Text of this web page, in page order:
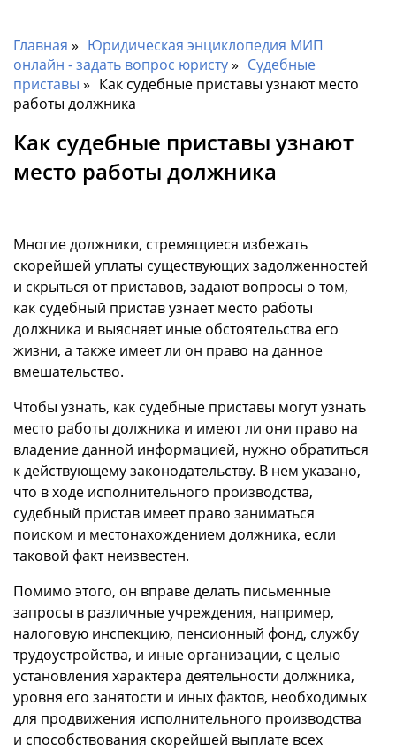
Главная
Юридическая энциклопедия МИП
онлайн - задать вопрос юристу
Судебные
приставы
Как судебные приставы узнают место
работы должника
Как судебные приставы узнают
место работы должника
Многие должники, стремящиеся избежать
скорейшей уплаты существующих задолженностей
и скрыться от приставов, задают вопросы о том,
как судебный пристав узнает место работы
должника и выясняет иные обстоятельства его
жизни, а также имеет ли он право на данное
вмешательство.
Чтобы узнать, как судебные приставы могут узнать
место работы должника и имеют ли они право на
владение данной информацией, нужно обратиться
к действующему законодательству. В нем указано,
что в ходе исполнительного производства,
судебный пристав имеет право заниматься
поиском и местонахождением должника, если
таковой факт неизвестен.
Помимо этого, он вправе делать письменные
запросы в различные учреждения, например,
налоговую инспекцию, пенсионный фонд, службу
трудоустройства, и иные организации, с целью
установления характера деятельности должника,
уровня его занятости и иных фактов, необходимых
для продвижения исполнительного производства
и способствования скорейшей выплате всех